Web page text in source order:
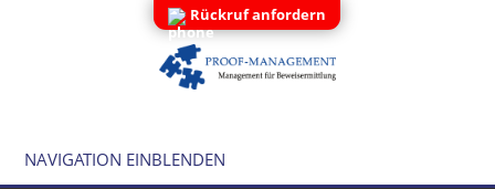
NAVIGATION EINBLENDEN
Rückruf anfordern